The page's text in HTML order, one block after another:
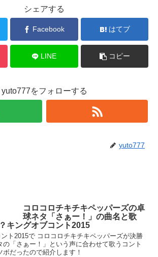
シェアする
Facebook はてブ
LINE コピー
yuto777をフォローする
yuto777
コロコロチキチキペッパーズの卓
球ネタ「さぁー！」の曲名と歌
キングオブコント2015
ト2015で コロコロチキチキペッパーズが決勝
「さぁー！」という声に合わせて歌うコント
だったので紹介します！